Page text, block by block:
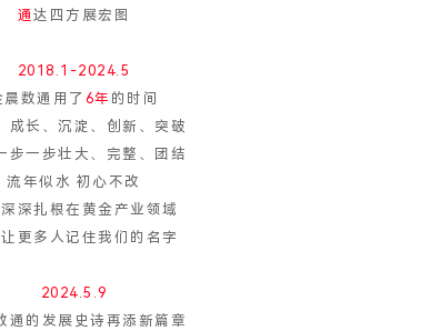
通达四方展宏图
2018.1-2024.5
晨数通用了 6年 的时间
成长、沉淀、创新、突破
步一步壮大、完整、团结
流年似水 初心不改
深扎根在黄金产业领域
更多人记住我们的名字
2024.5.9
通的发展史诗再添新篇章